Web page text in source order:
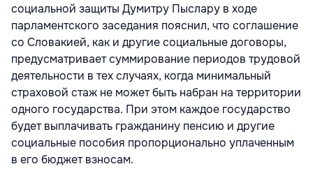
социальной защиты Думитру Пыслару в ходе
парламентского заседания пояснил, что соглашение
со Словакией, как и другие социальные договоры,
предусматривает суммирование периодов трудовой
деятельности в тех случаях, когда минимальный
страховой стаж не может быть набран на территории
одного государства. При этом каждое государство
будет выплачивать гражданину пенсию и другие
социальные пособия пропорционально уплаченным
в его бюджет взносам.